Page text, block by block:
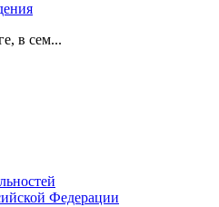
в сем...
Федерации